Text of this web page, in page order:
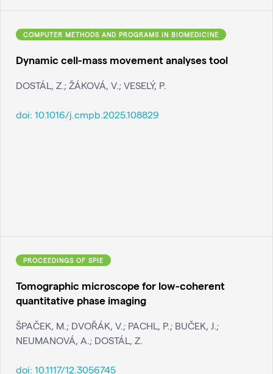
COMPUTER METHODS AND PROGRAMS IN BIOMEDICINE
Dynamic cell-mass movement analyses tool
DOSTÁL, Z.; ŽÁKOVÁ, V.; VESELÝ, P.
doi: 10.1016/j.cmpb.2025.108829
PROCEEDINGS OF SPIE
Tomographic microscope for low-coherent
quantitative phase imaging
ŠPAČEK, M.; DVOŘÁK, V.; PACHL, P.; BUČEK, J.;
NEUMANOVÁ, A.; DOSTÁL, Z.
doi: 10.1117/12.3056745